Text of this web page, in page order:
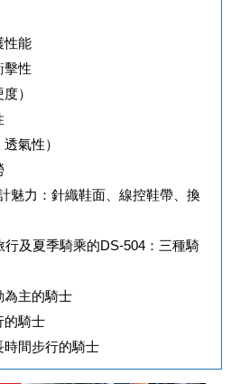
性能
擊性
）
氣性）
魅力：針織鞋面、線控鞋帶、換
及夏季騎乘的DS-504：三種騎
為主的騎士
的騎士
間步行的騎士